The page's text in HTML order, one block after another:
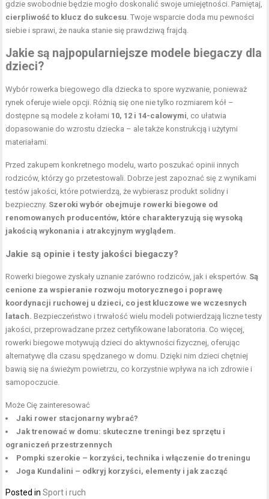
gdzie swobodnie będzie mogło doskonalić swoje umiejętności. Pamiętaj,
cierpliwość to klucz do sukcesu . Twoje wsparcie doda mu pewności
siebie i sprawi, że nauka stanie się prawdziwą frajdą.
Jakie są najpopularniejsze modele biegaczy dla
dzieci?
Wybór rowerka biegowego dla dziecka to spore wyzwanie, ponieważ
rynek oferuje wiele opcji. Różnią się one nie tylko rozmiarem kół –
dostępne są modele z kołami 10, 12 i 14-calowymi , co ułatwia
dopasowanie do wzrostu dziecka – ale także konstrukcją i użytymi
materiałami.
Przed zakupem konkretnego modelu, warto poszukać opinii innych
rodziców, którzy go przetestowali. Dobrze jest zapoznać się z wynikami
testów jakości, które potwierdzą, że wybierasz produkt solidny i
bezpieczny. Szeroki wybór obejmuje rowerki biegowe od
renomowanych producentów, które charakteryzują się wysoką
jakością wykonania i atrakcyjnym wyglądem.
Jakie są opinie i testy jakości biegaczy?
Rowerki biegowe zyskały uznanie zarówno rodziców, jak i ekspertów. Są
cenione za wspieranie rozwoju motorycznego i poprawę
koordynacji ruchowej u dzieci, co jest kluczowe we wczesnych
latach. Bezpieczeństwo i trwałość wielu modeli potwierdzają liczne testy
jakości, przeprowadzane przez certyfikowane laboratoria. Co więcej,
rowerki biegowe motywują dzieci do aktywności fizycznej, oferując
alternatywę dla czasu spędzanego w domu. Dzięki nim dzieci chętniej
bawią się na świeżym powietrzu, co korzystnie wpływa na ich zdrowie i
samopoczucie.
Może Cię zainteresować
Jaki rower stacjonarny wybrać?
Jak trenować w domu: skuteczne treningi bez sprzętu i
ograniczeń przestrzennych
Pompki szerokie – korzyści, technika i włączenie do treningu
Joga Kundalini – odkryj korzyści, elementy i jak zacząć
Posted inSport i ruch